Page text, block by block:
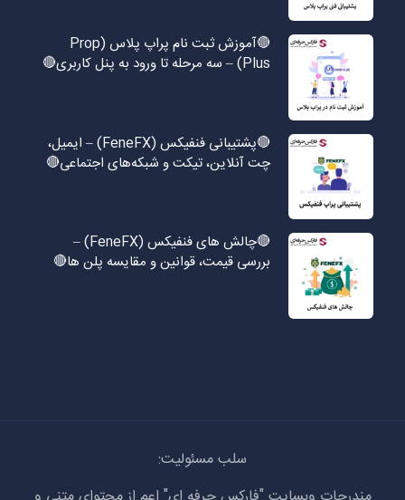
🔴آموزش ثبت نام پراپ پلاس (Prop
Plus) – سه مرحله تا ورود به پنل کاربری🔴
🔴پشتیبانی فنفیکس (FeneFX) – ایمیل،
چت آنلاین، تیکت و شبکه‌های اجتماعی🔴
🔴چالش های فنفیکس (FeneFX) –
بررسی قیمت، قوانین و مقایسه پلن ها🔴
سلب مسئولیت: